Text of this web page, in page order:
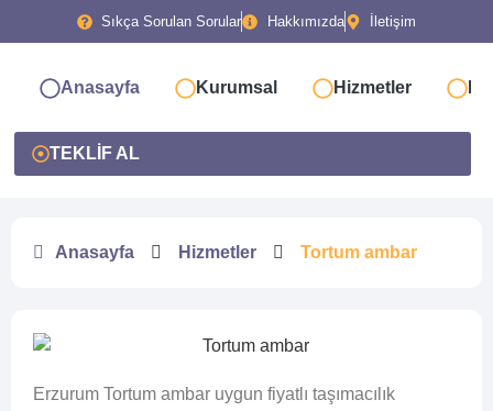
Sıkça Sorulan Sorular Hakkımızda İletişim
Anasayfa Kurumsal Hizmetler
TEKLİF AL
Anasayfa Hizmetler Tortum ambar
Erzurum Tortum ambar uygun fiyatlı taşımacılık